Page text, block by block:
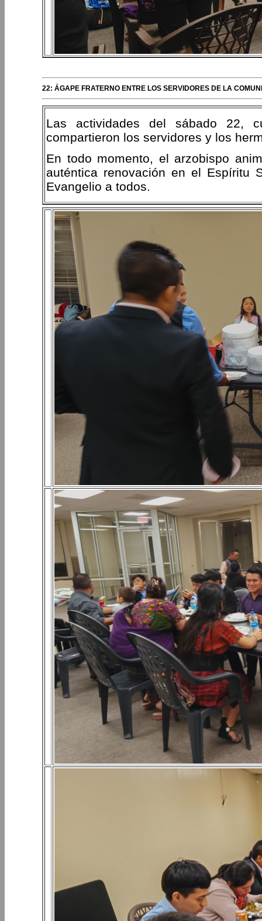
22: ÁGAPE FRATERNO ENTRE LOS SERVIDORES DE LA
Las actividades del sábado 22,
compartieron los servidores y los
En todo momento, el arzobispo
auténtica renovación en el Espíritu
Evangelio a todos.